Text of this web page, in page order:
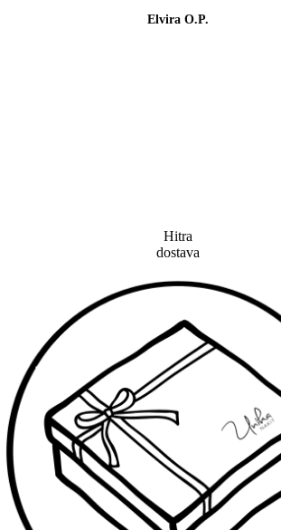
Elvira O.P.
Hitra
dostava